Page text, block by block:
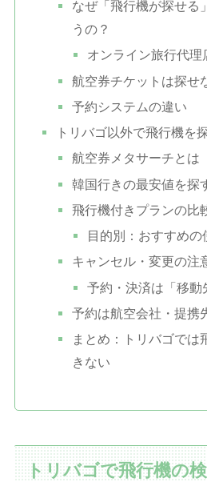
なぜ「飛行機が探せる
うの？
オンライン旅行代理
航空券チケットは探せ
予約システムの違い
トリバゴ以外で飛行機を
航空券メタサーチとは
韓国行きの最安値を探
飛行機付きプランの比
目的別：おすすめの
キャンセル・変更の注
予約・決済は「移動
予約は航空会社・提携
まとめ：トリバゴでは
きない
トリバゴで飛行機の